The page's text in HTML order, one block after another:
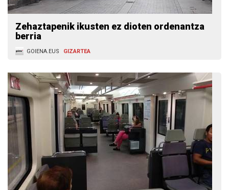
Zehaztapenik ikusten ez dioten ordenantza
berria
GOIENA.EUS GIZARTEA